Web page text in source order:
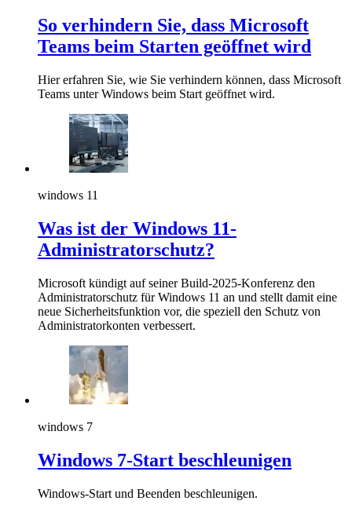
So verhindern Sie, dass Microsoft
Teams beim Starten geöffnet wird
Hier erfahren Sie, wie Sie verhindern können, dass Microsoft
Teams unter Windows beim Start geöffnet wird.
windows 11
Was ist der Windows 11-
Administratorschutz?
Microsoft kündigt auf seiner Build-2025-Konferenz den
Administratorschutz für Windows 11 an und stellt damit eine
neue Sicherheitsfunktion vor, die speziell den Schutz von
Administratorkonten verbessert.
windows 7
Windows 7-Start beschleunigen
Windows-Start und Beenden beschleunigen.